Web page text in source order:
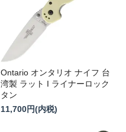
Ontario オンタリオ ナイフ 台
湾製 ラット I ライナーロック
タン
11,700円(内税)